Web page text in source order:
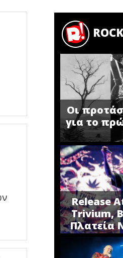
Οι
για το
Release
Trivium,
Πλατεία